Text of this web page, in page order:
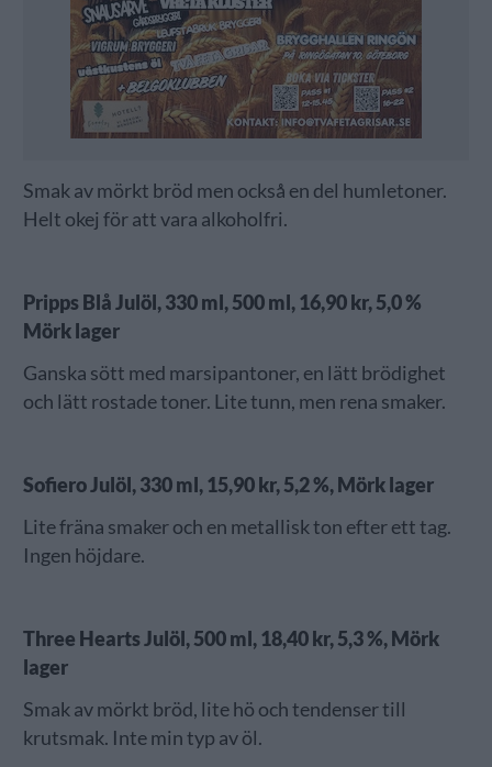
Smak av mörkt bröd men också en del humletoner.
Helt okej för att vara alkoholfri.
Pripps Blå Julöl, 330 ml, 500 ml, 16,90 kr, 5,0 %
Mörk lager
Ganska sött med marsipantoner, en lätt brödighet
och lätt rostade toner. Lite tunn, men rena smaker.
Sofiero Julöl, 330 ml, 15,90 kr, 5,2 %, Mörk lager
Lite fräna smaker och en metallisk ton efter ett tag.
Ingen höjdare.
Three Hearts Julöl, 500 ml, 18,40 kr, 5,3 %, Mörk
lager
Smak av mörkt bröd, lite hö och tendenser till
krutsmak. Inte min typ av öl.